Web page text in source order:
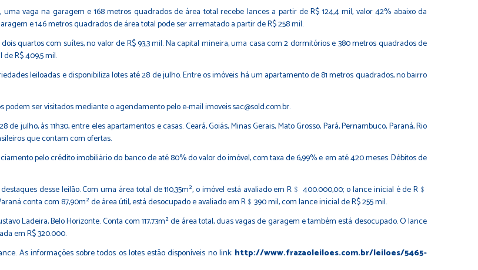
vaga na garagem e 168 metros quadrados de área total recebe lances a partir de R$ 124,4 mil, valor 42% abaixo da
e 146 metros quadrados de área total pode ser arrematado a partir de R$ 258 mil.
quartos com suítes, no valor de R$ 93,3 mil. Na capital mineira, uma casa com 2 dormitórios e 380 metros quadrados de
R$ 409,5 mil.
leiloadas e disponibiliza lotes até 28 de julho. Entre os imóveis há um apartamento de 81 metros quadrados, no bairro
ser visitados mediante o agendamento pelo e-mail imoveis.sac@sold.com.br.
julho, às 11h30, entre eles apartamentos e casas. Ceará, Goiás, Minas Gerais, Mato Grosso, Pará, Pernambuco, Paraná, Rio
que contam com ofertas.
pelo crédito imobiliário do banco de até 80% do valor do imóvel, com taxa de 6,99% e em até 420 meses. Débitos de
desse leilão. Com uma área total de 110,35m², o imóvel está avaliado em R﹩ 400.000,00; o lance inicial é de R﹩
conta com 87,90m² de área útil, está desocupado e avaliado em R﹩390 mil, com lance inicial de R$ 255 mil.
Ladeira, Belo Horizonte. Conta com 117,73m² de área total, duas vagas de garagem e também está desocupado. O lance
em R$ 320.000.
As informações sobre todos os lotes estão disponíveis no link: http://www.frazaoleiloes.com.br/leiloes/5465-